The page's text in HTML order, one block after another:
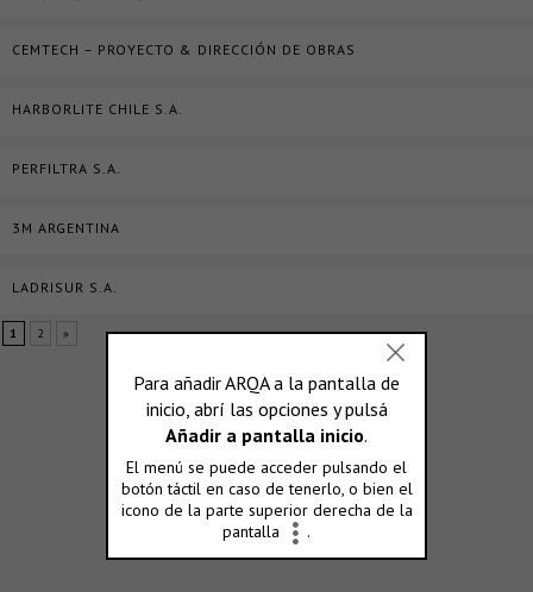
CEMTECH – PROYECTO & DIRECCIÓN DE OBRAS
HARBORLITE CHILE S.A.
PERFILTRA S.A.
3M ARGENTINA
LADRISUR S.A.
1 2 »